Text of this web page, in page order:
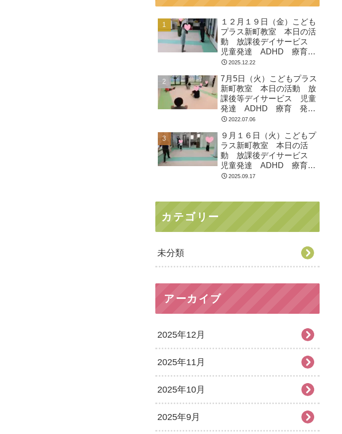
１２月１９日（金）こども
プラス新町教室 本日の活
動 放課後デイサービス
児童発達 ADHD 療育
発達障がい
2025.12.22
7月5日（火）こどもプラス
新町教室 本日の活動 放
課後等デイサービス 児童
発達 ADHD 療育 発達
障がい
2022.07.06
９月１６日（火）こどもプ
ラス新町教室 本日の活
動 放課後デイサービス
児童発達 ADHD 療育
発達障がい
2025.09.17
カテゴリー
未分類
アーカイブ
2025年12月
2025年11月
2025年10月
2025年9月